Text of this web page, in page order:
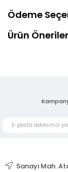
Ödeme
Ürün
Sanayi Mah.